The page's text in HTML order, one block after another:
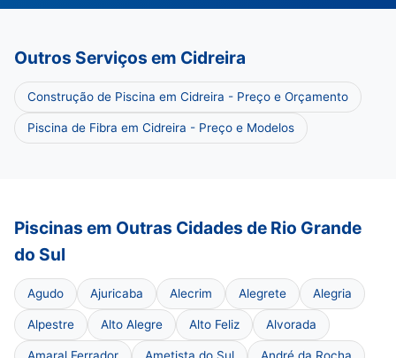
Outros Serviços em Cidreira
Construção de Piscina em Cidreira - Preço e Orçamento
Piscina de Fibra em Cidreira - Preço e Modelos
Piscinas em Outras Cidades de Rio Grande
do Sul
Agudo Ajuricaba Alecrim Alegrete Alegria
Alpestre Alto Alegre Alto Feliz Alvorada